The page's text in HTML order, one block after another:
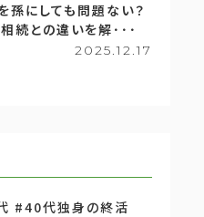
孫にしても問題ない？
相続との違いを解･･･
2025.12.17
#40代独身の終活